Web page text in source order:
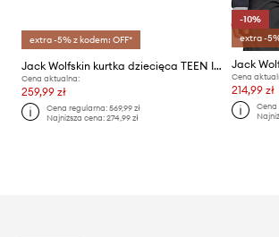
extra -5% z kodem: OFF*
Jack Wolfskin kurtka dziecięca TEEN INS
Cena aktualna:
259,99 zł
Cena regularna:569,99 zł
Najniższa cena:274,99 zł
-10%
extra -
Cena
214,99 zł
Cena